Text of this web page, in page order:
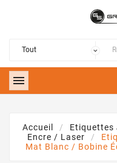

Accueil Etiquettes
Encre / Laser
Mat Blanc / Bobine